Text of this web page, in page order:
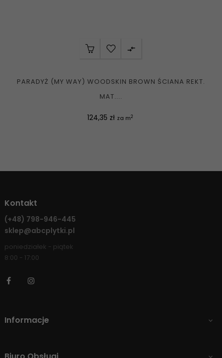

PARADYŻ (MY WAY) WOODSKIN BROWN ŚCIANA REKT.
MAT....
Cena
124,35 zł za m2
Kontakt
(+48) 798-946-445
sklep@abcplytki.pl
poniedziałek - piątek
8:00 - 17:00
Facebook
Informacje 